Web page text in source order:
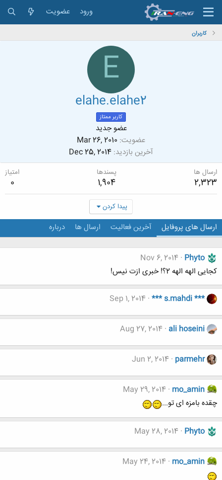
ورود عضویت
کاربران
E
elahe.elahe2
کاربر ممتاز
عضو جدید
عضویت Mar 26, 2010
آخرین بازدید Dec 25, 2014
ارسال ها
2,323
پسندها
1,904
امتیاز
0
پیدا کردن
ارسال های پروفایل آخرین فعالیت ارسال ها درباره
Phyto
Nov 6, 2014
کجایی الهه الهه 2؟! خبری ازت نیس!
*** s.mahdi ***
Sep 1, 2014
ali hoseini
Aug 27, 2014
parmehr
Jun 2, 2014
mo_amin
May 29, 2014
چقده بامزه ای تو...
Phyto
May 28, 2014
mo_amin
May 24, 2014